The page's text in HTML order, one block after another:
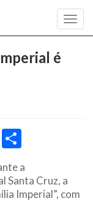
é
Copy
Linka
Santa Cruz, a
Imperial”, com